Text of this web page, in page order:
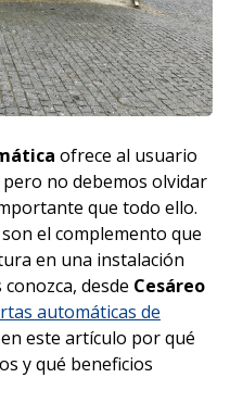
ofrece al usuario
no debemos olvidar
que todo ello.
el complemento que
en una instalación
desde Cesáreo
automáticas de
este artículo por qué
y qué beneficios